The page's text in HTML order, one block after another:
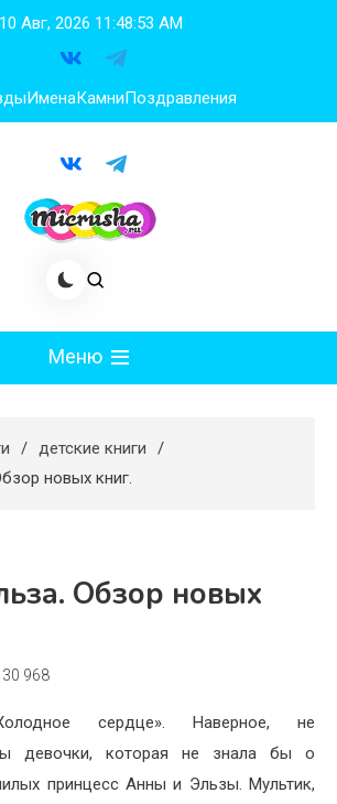
10 Авг, 2026 11:48:53 AM
ИменаКамниПоздравления
Меню
детские книги
новых книг.
Обзор новых
30 968
сердце». Наверное, не
девочки, которая не знала бы о
принцесс Анны и Эльзы. Мультик,